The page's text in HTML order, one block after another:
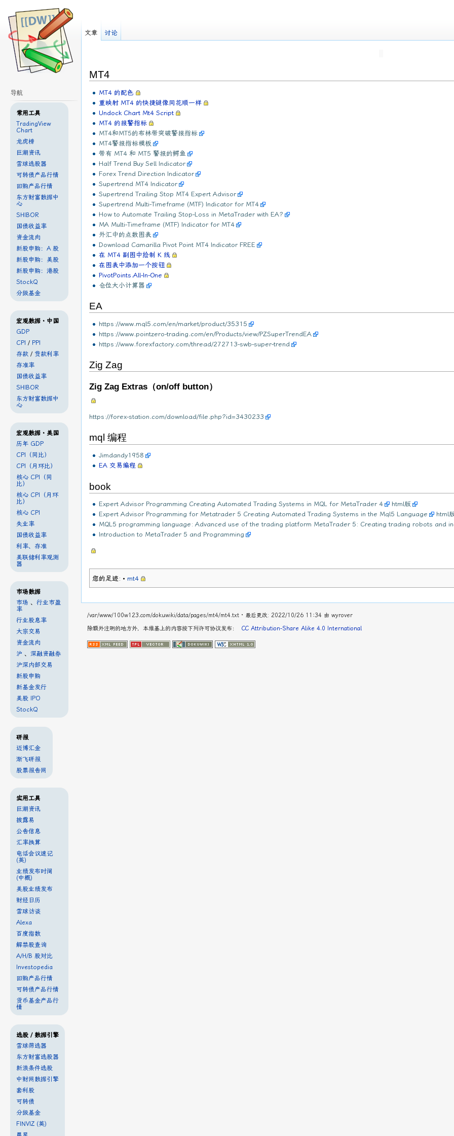
MT4
MT4 的配色
重映射 MT4 的快捷键像同花顺一样
Undock Chart Mt4 Script
MT4 的报警指标
MT4和MT5的布林带突破警报指标
MT4警报指标模板
带有 MT4 和 MT5 警报的鳄鱼
Half Trend Buy Sell Indicator
Forex Trend Direction Indicator
Supertrend MT4 Indicator
Supertrend Trailing Stop MT4 Expert Advisor
Supertrend Multi-Timeframe (MTF) Indicator for MT4
How to Automate Trailing Stop-Loss in MetaTrader with EA?
MA Multi-Timeframe (MTF) Indicator for MT4
外汇中的点数图表
Download Camarilla Pivot Point MT4 Indicator FREE
在 MT4 副图中绘制 K 线
在图表中添加一个按钮
PivotPoints.All-In-One
仓位大小计算器
EA
https://www.mql5.com/en/market/product/35315
https://www.pointzero-trading.com/en/Products/view/PZSuperTrendEA
https://www.forexfactory.com/thread/272713-swb-super-trend
Zig Zag
Zig Zag Extras（on/off button）
https://forex-station.com/download/file.php?id=3430233
mql 编程
Jimdandy1958
EA 交易编程
book
Expert Advisor Programming Creating Automated Trading Systems in MQL for MetaTrader 4
html版
Expert Advisor Programming for Metatrader 5 Creating Automated Trading Systems in the Mql5 Language
html
MQL5 programming language: Advanced use of the trading platform MetaTrader 5: Creating trading robots and
Introduction to MetaTrader 5 and Programming
您的足迹: • mt4
文章 讨论
导航
常用工具
TradingView
Chart
龙虎榜
巨潮资讯
雪球选股器
可转债产品行情
回购产品行情
东方财富数据中
心
SHIBOR
国债收益率
资金流向
新股申购：A 股
新股申购：美股
新股申购：港股
StockQ
分级基金
宏观数据・中国
GDP
CPI / PPI
存款 / 贷款利率
存准率
国债收益率
SHIBOR
东方财富数据中
心
宏观数据・美国
历年 GDP
CPI（同比）
CPI（月环比）
核心 CPI（同
比）
核心 CPI（月环
比）
核心 CPI
失业率
国债收益率
利率、存准
美联储利率观测
器
市场数据
市场 、 行业市盈
率
行业股息率
大宗交易
资金流向
沪 、 深融资融券
沪深内部交易
新股申购
新基金发行
美股 IPO
StockQ
研报
迈博汇金
渐飞研报
股票报告网
实用工具
巨潮资讯
披露易
公告信息
汇率换算
电话会议速记
(英)
业绩发布时间
(中概)
美股业绩发布
财经日历
雪球访谈
Alexa
百度指数
解禁股查询
A/H/B 股对比
Investopedia
回购产品行情
可转债产品行情
货币基金产品行
情
选股 / 数据引擎
雪球筛选器
东方财富选股器
新浪条件选股
中财网数据引擎
套利股
可转债
分级基金
FINVIZ (英)
/var/www/100w123.com/dokuwiki/data/pages/mt4/mt4.txt · 最后更改: 2022/10/26 11:34 由 wyrover
除额外注明的地方外，本维基上的内容按下列许可协议发布： CC Attribution-Share Alike 4.0 International